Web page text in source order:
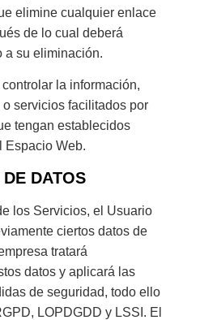
elimine cualquier enlace
de lo cual deberá
a su eliminación.
la información,
servicios facilitados por
tengan establecidos
Espacio Web.
DATOS
los Servicios, el Usuario
ciertos datos de
tratará
datos y aplicará las
de seguridad, todo ello
LOPDGDD y LSSI. El